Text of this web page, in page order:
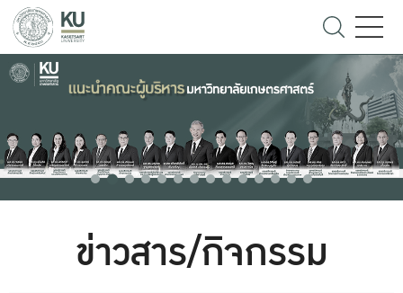
ข่าวสาร/กิจกรรม